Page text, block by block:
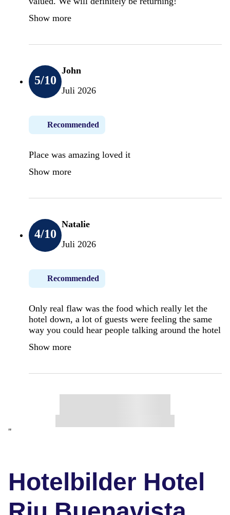
Show more
5/10
John
Juli 2026
Recommended
Place was amazing loved it
Show more
4/10
Natalie
Juli 2026
Recommended
Only real flaw was the food which really let the
hotel down, a lot of guests were feeling the same
way you could hear people talking around the hotel
Show more
"
Hotelbilder Hotel